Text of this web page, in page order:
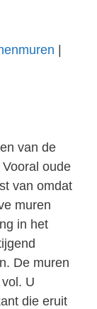
van de
oude
van omdat
muren
in het
De muren
U
die eruit